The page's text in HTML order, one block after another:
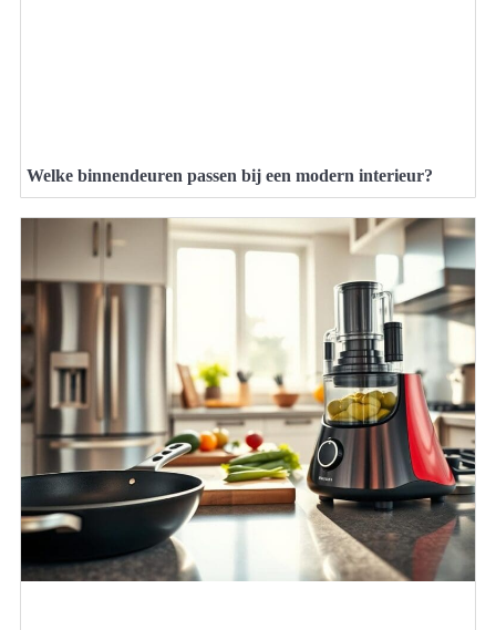
Welke binnendeuren passen bij een modern interieur?